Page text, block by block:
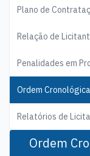
Plano de
Relação de
Penalidades em
Ordem
Relatórios de
Ordem